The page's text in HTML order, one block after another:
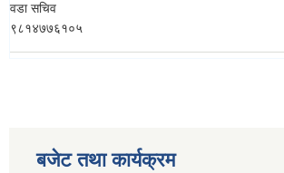
वडा सचिव
९८१४७७६१०५
बजेट तथा कार्यक्रम